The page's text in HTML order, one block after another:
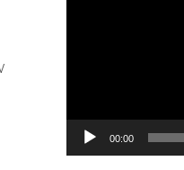
00:00